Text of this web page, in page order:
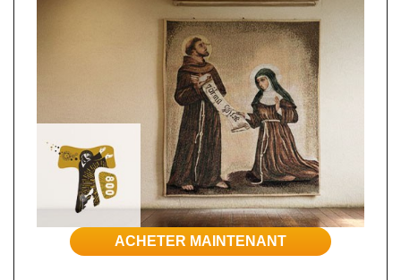
ACHETER MAINTENANT